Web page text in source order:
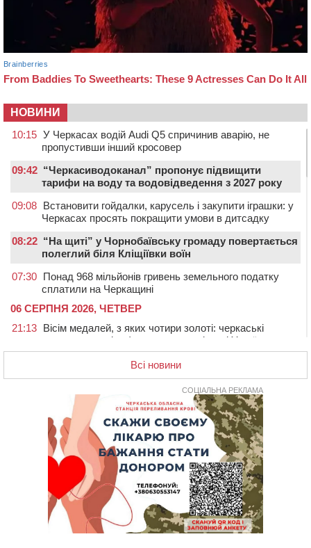
НОВИНИ
10:15 У Черкасах водій Audi Q5 спричинив аварію, не
пропустивши інший кросовер
09:42 “Черкасиводоканал” пропонує підвищити
тарифи на воду та водовідведення з 2027 року
09:08 Встановити гойдалки, карусель і закупити іграшки: у
Черкасах просять покращити умови в дитсадку
08:22 “На щиті” у Чорнобаївську громаду повертається
полеглий біля Кліщіївки воїн
07:30 Понад 968 мільйонів гривень земельного податку
сплатили на Черкащині
06 СЕРПНЯ 2026, ЧЕТВЕР
21:13 Вісім медалей, з яких чотири золоті: черкаські
спортсмени тріумфували на чемпіонаті України
На Черкащині спека протримається ще день
20:00 Педагогів Черкас запрошують на зустріч із
переможцем Global Teacher Prize Ukraine 2023
У Черкасах водійка протаранила Duster, коли
здавала назад
На Черкащині з початку року зросла кількість
постраждалих від укусів тварин
Черкаська тренувальна квартира стала прикладом
для громад з усієї України
ЧНУ увійшов до 50 найпопулярніших вишів України
серед вступників
Всі новини
СОЦІАЛЬНА РЕКЛАМА